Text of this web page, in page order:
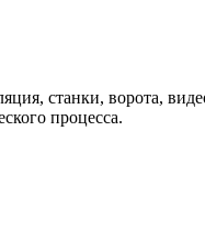
станки, ворота,
процесса.